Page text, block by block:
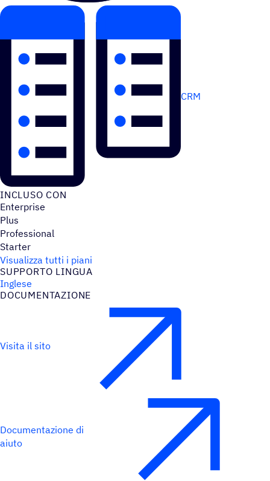
CRM
INCLUSO CON
Enterprise
Plus
Professional
Starter
Visualizza tutti i piani
SUPPORTO LINGUA
Inglese
DOCU­MEN­TA­ZIONE
Visita il sito
Documentazione di
aiuto